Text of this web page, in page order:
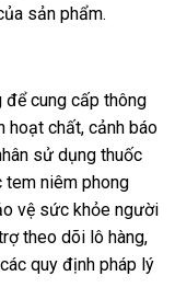
sản phẩm.
để cung cấp thông
hoạt chất, cảnh báo
sử dụng thuốc
tem niêm phong
vệ sức khỏe người
theo dõi lô hàng,
quy định pháp lý